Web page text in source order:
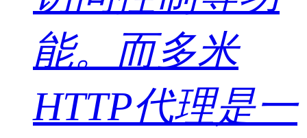
能。而多米
HTTP代理是一